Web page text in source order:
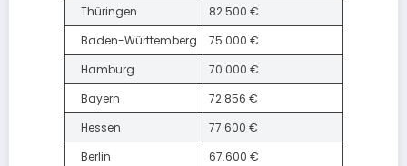
Thüringen
82.500 €
Baden-Württemberg
75.000 €
Hamburg
70.000 €
Bayern
72.856 €
Hessen
77.600 €
Berlin
67.600 €